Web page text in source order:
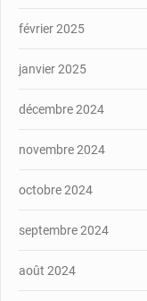
février 2025
janvier 2025
décembre 2024
novembre 2024
octobre 2024
septembre 2024
août 2024